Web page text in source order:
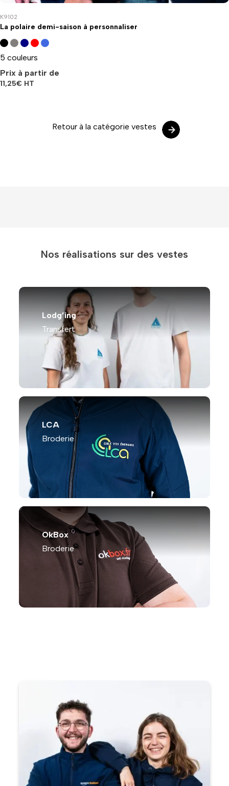
K9102
La polaire demi-saison à personnaliser
5 couleurs
Prix à partir de
11,25€ HT
Retour à la catégorie vestes
Nos réalisations sur des vestes
Lodg’ing
Transfert
LCA
Broderie
OkBox
Broderie